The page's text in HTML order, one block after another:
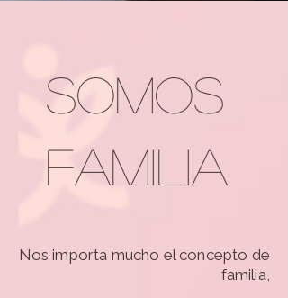
Somos
Familia
Nos importa mucho el concepto de
familia,